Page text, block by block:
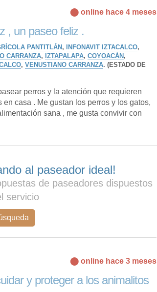
⬤ online hace 4 meses
, un paseo feliz .
PANTITLÁN , INFONAVIT IZTACALCO,
CARRANZA, IZTAPALAPA, COYOACÁN ,
, VENUSTIANO CARRANZA. (ESTADO DE
perros y la atención que requieren
en casa . Me gustan los perros y los gatos,
sana , me gusta convivir con
al paseador ideal!
de paseadores dispuestos
servicio
⬤ online hace 3 meses
y proteger a los animalitos